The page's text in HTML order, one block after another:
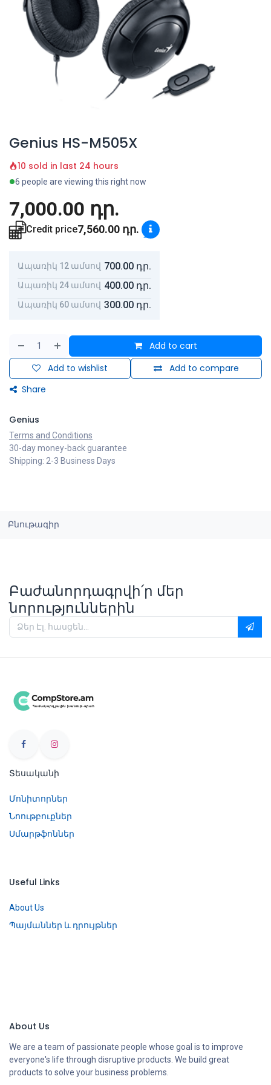
Genius HS-M505X
10 sold in last 24 hours
6 people are viewing this right now
7,000.00 դր.
Credit price7,560.00 դր.
Ապառիկ 12 ամսով 700.00 դր.
Ապառիկ 24 ամսով 400.00 դր.
Ապառիկ 60 ամսով 300.00 դր.
Add to cart
Add to compare
Add to wishlist
Share
Genius
Terms and Conditions
30-day money-back guarantee
Shipping: 2-3 Business Days
Բնութագիր
Բաժանորդագրվի՛ր մեր
նորություններին
Տեսականի
Մոնիտորներ
Նոութբուքներ
Սմարթֆոններ
Useful Links
About Us
Պայմաններ և դրույթներ
About Us
We are a team of passionate people whose goal is to improve
everyone's life through disruptive products. We build great
products to solve your business problems.